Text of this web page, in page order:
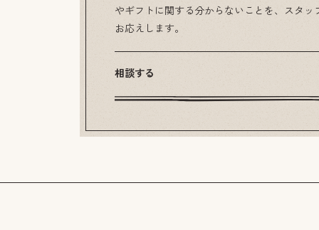
やギフトに関する分からないことを、スタッ
お応えします。
相談する